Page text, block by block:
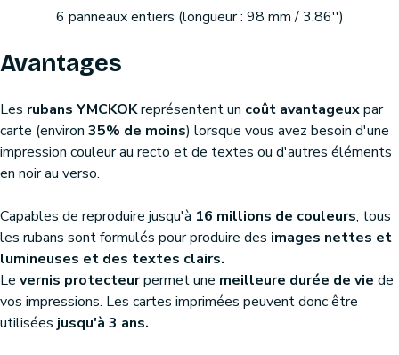
6 panneaux entiers (longueur : 98 mm / 3.86'')
Avantages
Les rubans YMCKOKreprésentent un coût avantageuxpar
carte (environ 35% de moins) lorsque vous avez besoin d'une
impression couleur au recto et de textes ou d'autres éléments
en noir au verso.
Capables de reproduire jusqu'à 16 millions de couleurs, tous
les rubans sont formulés pour produire des images nettes et
lumineuses et des textes clairs.
Le vernis protecteurpermet une meilleure durée de vie de
vos impressions. Les cartes imprimées peuvent donc être
utilisées jusqu'à 3 ans.